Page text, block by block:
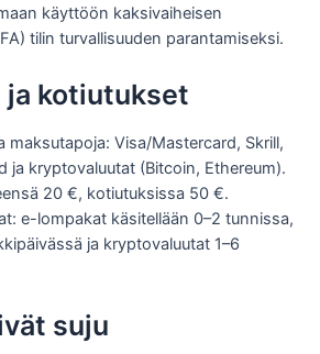
käyttöön kaksivaiheisen
tilin turvallisuuden parantamiseksi.
kotiutukset
maksutapoja: Visa/Mastercard, Skrill,
ja kryptovaluutat (Bitcoin, Ethereum).
20 €, kotiutuksissa 50 €.
e-lompakat käsitellään 0–2 tunnissa,
ja kryptovaluutat 1–6
suju